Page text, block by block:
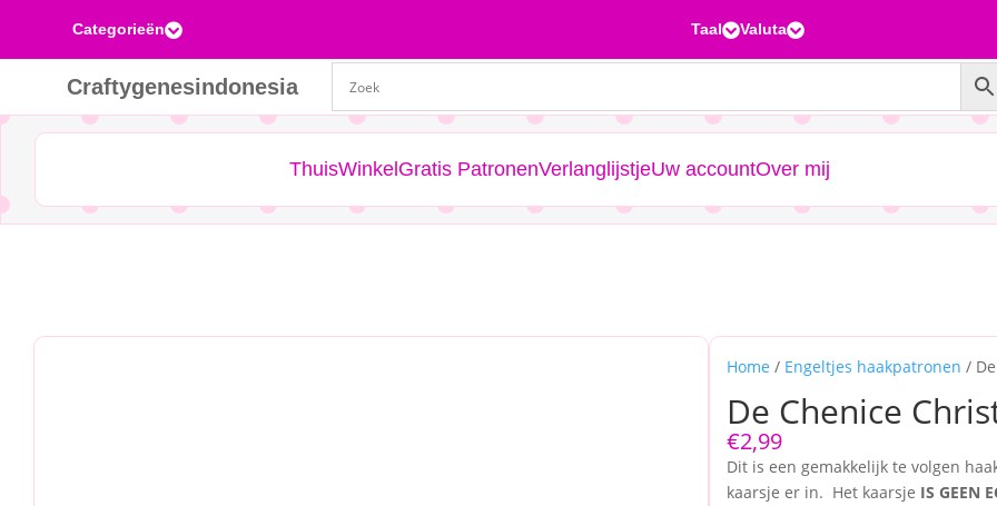
Categorieën TaalValuta
Craftygenesindonesia
ThuisWinkel Gratis PatronenVerlanglijstjeUw accountOver mij
Home / Engeltjes haakpatronen /
De Chenice
€2,99
Dit is een gemakkelijk te volgen
kaarsje er in. Het kaarsje IS GEEN